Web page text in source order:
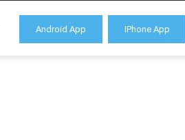
Android App IPhone App